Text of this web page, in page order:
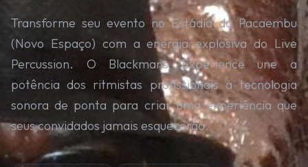
Transforme seu evento no Estádio do Pacaembu
(Novo Espaço) com a energia explosiva do Live
Percussion. O Blackmans Experience une a
potência dos ritmistas profissionais à tecnologia
sonora de ponta para criar uma experiência que
seus convidados jamais esquecerão.